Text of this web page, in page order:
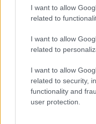
I want to allow
related to
I want to allow
related to
I want to allow
related to security,
functionality and
user protection.
Iscriviti alla
email periodiche
sul sito web!